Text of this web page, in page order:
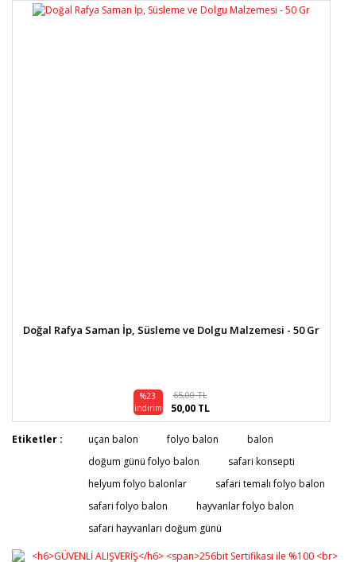
Doğal Rafya Saman İp, Süsleme ve Dolgu Malzemesi - 50 Gr
%23
indirim
65,00 TL
50,00 TL
Etiketler : uçan balon folyo balon
balon
doğum günü folyo balon
safari konsepti
helyum folyo balonlar
safari temalı folyo balon
safari folyo balon
hayvanlar folyo balon
safari hayvanları doğum günü